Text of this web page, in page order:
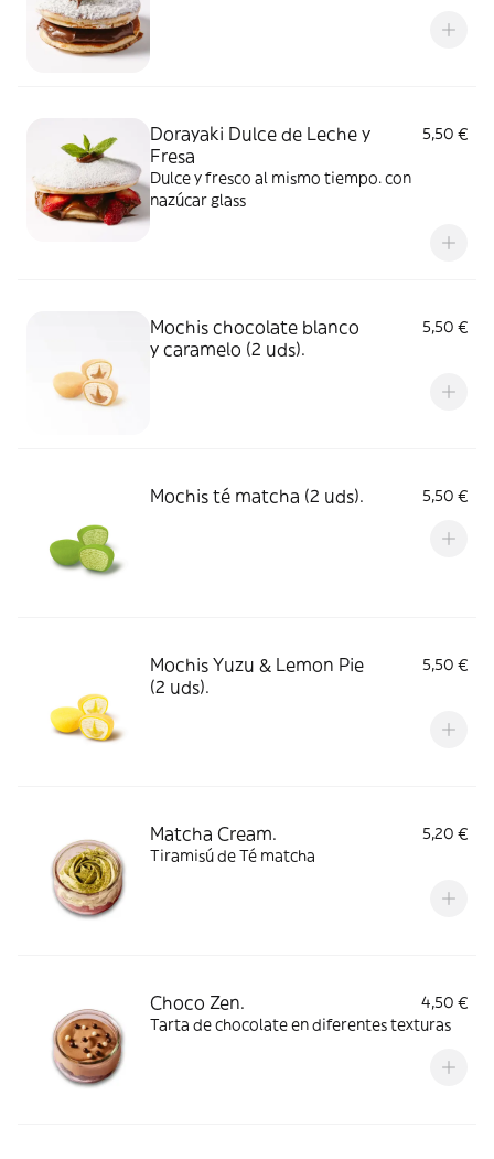
Dorayaki Dulce de Leche y
Fresa
5,50 €
Dulce y fresco al mismo tiempo. con
nazúcar glass
Mochis chocolate blanco
y caramelo (2 uds).
5,50 €
Mochis té matcha (2 uds). 5,50 €
Mochis Yuzu & Lemon Pie
(2 uds).
5,50 €
Matcha Cream.
5,20 €
Tiramisú de Té matcha
Choco Zen.
4,50 €
Tarta de chocolate en diferentes texturas